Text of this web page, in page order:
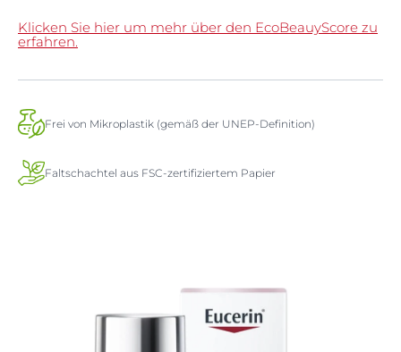
Klicken Sie hier um mehr über den EcoBeauyScore zu
erfahren.
Frei von Mikroplastik (gemäß der UNEP-Definition)
Faltschachtel aus FSC-zertifiziertem Papier